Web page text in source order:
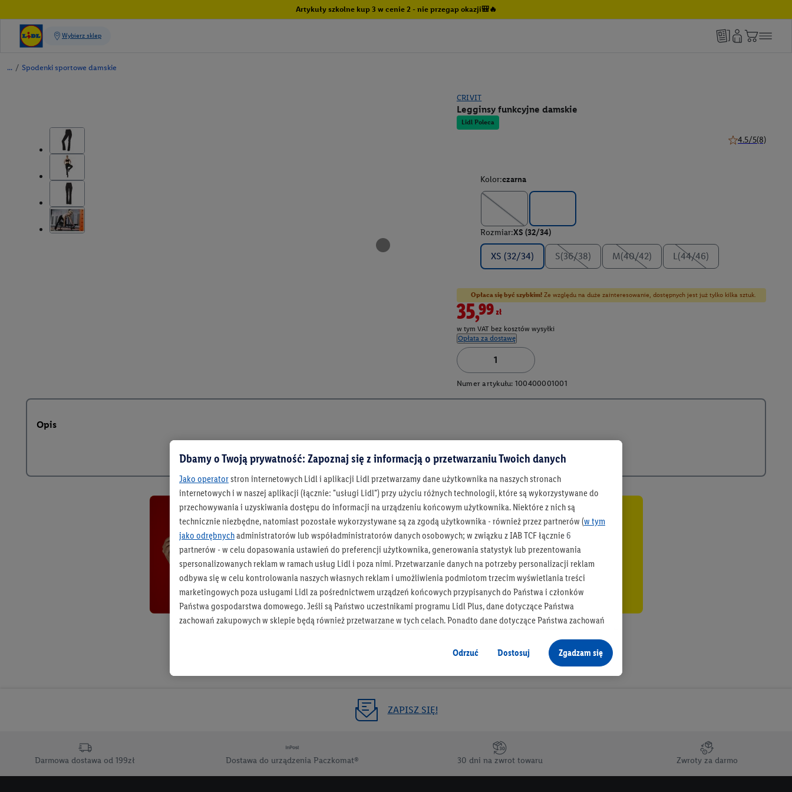
Artykuły szkolne kup 3 w cenie 2 - nie przegap okazji🎒🔥
/ Spodenki sportowe damskie
CRIVIT
Legginsy funkcyjne damskie
Lidl Poleca
4.5/5(8)
Kolor:czarna
Rozmiar:XS (32/34)
XS (32/34) S(36/38) M(40/42) L(44/46)
Opłaca się być szybkim!Ze względu na duże zainteresowanie, dostępnych jest już tylko kilka sztuk.
35,99zł
w tym VAT bez kosztów wysyłki
Opłata za dostawę
Numer artykułu: 100400001001
Opis
Bądź na bieżąco
Otrzymuj newsletter Lidla
Zapisz się!
ZAPISZ SIĘ!
Darmowa dostawa od 199zł Dostawa do urządzenia Paczkomat® 30 dni na zwrot towaru Zwroty za darmo
Dbamy o Twoją prywatność: Zapoznaj się z informacją o przetwarzaniu Twoich danych
Jako operatorstron internetowych Lidl i aplikacji Lidl przetwarzamy dane użytkownika na naszych stronach
internetowych i w naszej aplikacji (łącznie: "usługi Lidl") przy użyciu różnych technologii, które są wykorzystywane do
przechowywania i uzyskiwania dostępu do informacji na urządzeniu końcowym użytkownika. Niektóre z nich są
technicznie niezbędne, natomiast pozostałe wykorzystywane są za zgodą użytkownika - również przez partnerów (w tym
jako odrębnychadministratorów lub współadministratorów danych osobowych; w związku z IAB TCF łącznie 6
partnerów - w celu dopasowania ustawień do preferencji użytkownika, generowania statystyk lub prezentowania
spersonalizowanych reklam w ramach usług Lidl i poza nimi. Przetwarzanie danych na potrzeby personalizacji reklam
odbywa się w celu kontrolowania naszych własnych reklam i umożliwienia podmiotom trzecim wyświetlania treści
marketingowych poza usługami Lidl za pośrednictwem urządzeń końcowych przypisanych do Państwa i członków
Państwa gospodarstwa domowego. Jeśli są Państwo uczestnikami programu Lidl Plus, dane dotyczące Państwa
zachowań zakupowych w sklepie będą również przetwarzane w tych celach. Ponadto dane dotyczące Państwa zachowań
jako niezależny administrator danych
Tworzenie spersonalizowanych reklam opiera się na generowaniu profili, które są również wzbogacane o dane z innych
informacji z konta klienta - np. wieku lub płci - a także dokładnych danych dotyczących lokalizacji), również przez różne
urządzenia końcowe i usługi Lidl, w tym przechowywanie lub uzyskiwanie dostępu do informacji na urządzeniach
przetwarzanie odbywa się również w celu pomiaru wydajności/skuteczności reklamy, badania grup docelowych,
opracowywania ofert oraz zapewnienia bezpieczeństwa technicznego i optymalizacji wyświetlania konkretnych treści.
Odrzuć Dostosuj Zgadzam się